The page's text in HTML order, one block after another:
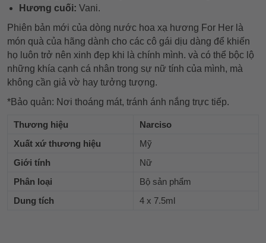
Hương cuối: Vani.
Phiên bản mới của dòng nước hoa xạ hương For Her là
món quà của hãng dành cho các cô gái dịu dàng để khiến
họ luôn trở nên xinh đẹp khi là chính mình. và có thể bộc lộ
những khía cạnh cá nhân trong sự nữ tính của mình, mà
không cần giả vờ hay tưởng tượng.
*Bảo quản: Nơi thoáng mát, tránh ánh nắng trực tiếp.
Thương hiệu
Narciso
Xuất xứ thương hiệu
Mỹ
Giới tính
Nữ
Phân loại
Bộ sản phẩm
Dung tích
4 x 7.5ml